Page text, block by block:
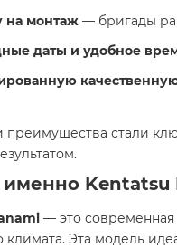
на монтаж — бригады
даты и удобное
преимущества стали
Kentatsu
— это современная
климата. Эта модель